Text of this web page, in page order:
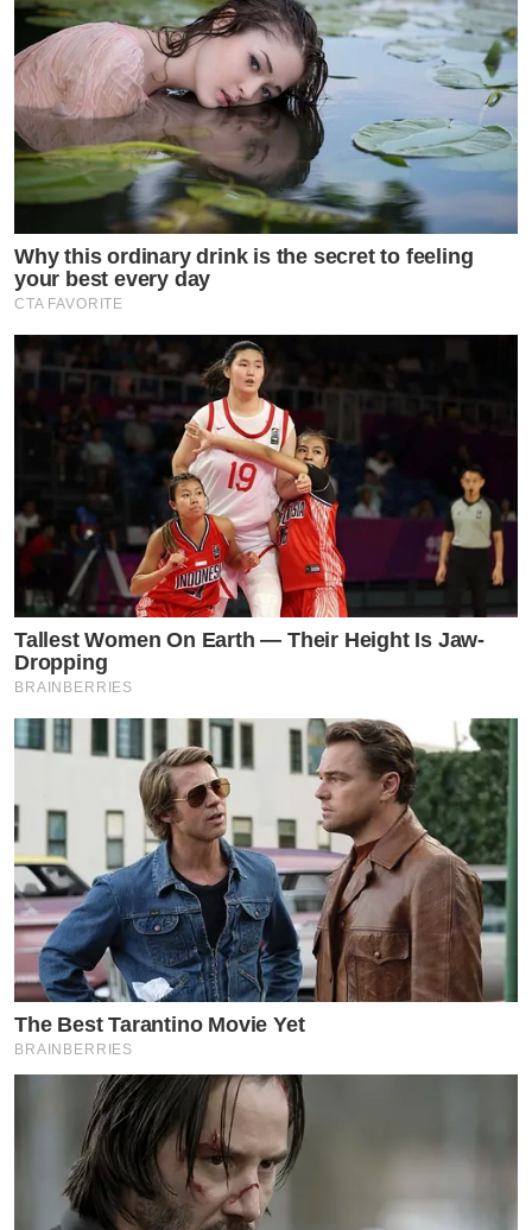
Why this ordinary drink is the secret to feeling
your best every day
CTA FAVORITE
Tallest Women On Earth — Their Height Is Jaw-
Dropping
BRAINBERRIES
The Best Tarantino Movie Yet
BRAINBERRIES